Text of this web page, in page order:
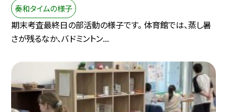
奏和タイムの様子
期末考査最終日の部活動の様子です。 体育館では、蒸し暑
さが残るなか、バドミントン...